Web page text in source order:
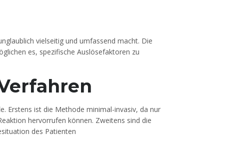
vielseitig und umfassend macht. Die
es, spezifische Auslösefaktoren zu
Erstens ist die Methode minimal-invasiv, da nur
hervorrufen können. Zweitens sind die
des Patienten